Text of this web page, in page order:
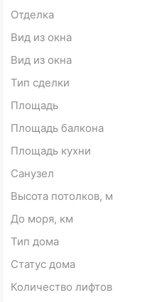
Отделка
Вид из окна
Вид из окна
Тип сделки
Площадь
Площадь балкона
Площадь кухни
Санузел
Высота потолков, м
До моря, км
Тип дома
Статус дома
Количество лифтов